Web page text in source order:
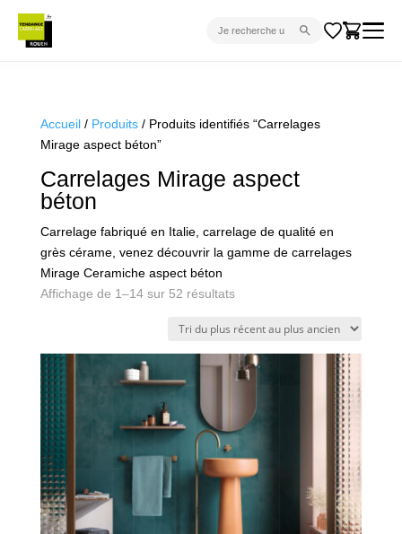
PARQUET
SANITAIRE
PROJET CLÉ EN MAIN
DEVIS
Accueil/ Produits/ Produits identifiés “Carrelages
Mirage aspect béton”
Carrelages Mirage aspect
béton
Carrelage fabriqué en Italie, carrelage de qualité en
grès cérame, venez découvrir la gamme de carrelages
Mirage Ceramiche aspect béton
Affichage de 1–14 sur 52 résultatsTrié
plus
récent
au
ancien